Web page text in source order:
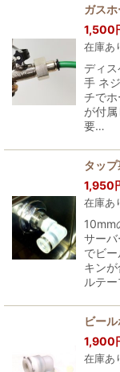
ガス
1,500
在庫あ
ディ
手 ネ
チで
が付
要…
タッ
1,950
在庫あ
10mm
サー
でビ
キン
ルテ
ビー
1,900
在庫あ